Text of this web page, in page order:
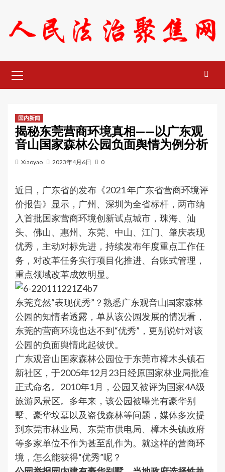
content
Menu
国内新闻
揭秘东莞营商环境真相——以广东观
音山国家森林公园负面舆情为例分析
Xiaoyao 2023年4月6日 0
近日，广东省的发布《2021 年广东省营商环境评
价报告》显示，广州、深圳为全省标杆，两市纳
入首批国家营商环境创新试点城市，珠海、汕
头、佛山、惠州、东莞、中山、江门、肇庆表现
优秀，主动对标先进，持续发布年度重点工作任
务，对改革任务实行项目化推进、台账式管理，
重点领域改革成效明显。
东莞竟然“表现优秀”？熟悉广东观音山国家森林
公园的知情者透露，单从该公园发展的情况看，
东莞的营商环境也达不到“优秀”，更别说针对该
公园的负面舆情此起彼伏。
广东观音山国家森林公园位于东莞市樟木头镇石
新社区，于2005年12月23日经原国家林业局批准
正式命名。2010年1月，公园又被评为国家4A级
旅游风景区。多年来，该公园被曝光有豪华别
墅、豪华坟墓以及盗伐森林等问题，媒体多次提
到东莞市林业局、东莞市供电局、樟木头镇政府
等多家单位不作为甚至乱作为。就这样的营商环
境，怎么能获得“优秀”呢？